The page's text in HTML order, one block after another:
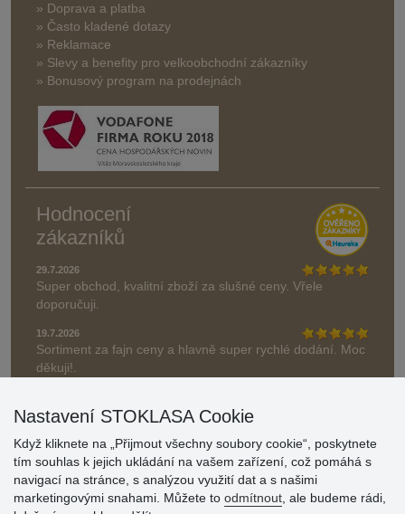
» Doprava a platba
» Často kladené dotazy
» Reklamace
» Slevy a benefity pro velkoobchodní zákazníky
» Bonusový program na prodejnách
Hodnocení
zákazníků
29.7.2026
Super obchod, kvalitní zboží za slušné ceny. Vřele
doporučuji.
19.7.2026
Sortiment za fajn ceny a hlavně super rychlé dodání. Moc
děkuji!.
» Aktuálně 19084 recenzí
Nastavení STOKLASA Cookie
Když kliknete na „Přijmout všechny soubory cookie“, poskytnete
tím souhlas k jejich ukládání na vašem zařízení, což pomáhá s
navigací na stránce, s analýzou využití dat a s našimi
marketingovými snahami. Můžete to odmítnout , ale budeme rádi,